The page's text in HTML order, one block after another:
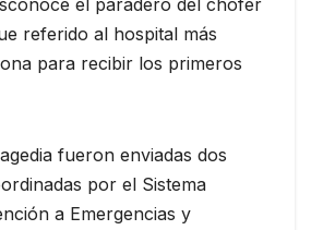
referido al hospital más
para recibir los primeros
fueron enviadas dos
por el Sistema
a Emergencias y